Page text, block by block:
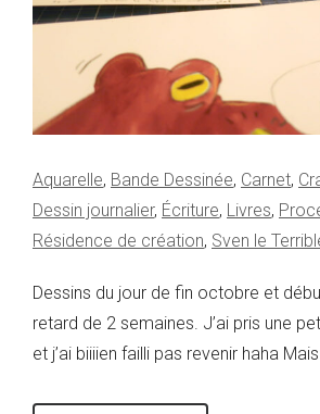
Aquarelle, Bande Dessinée, Carnet,
Dessin journalier, Écriture, Livres,
Résidence de création, Sven le
Dessins du jour de fin octobre et
retard de 2 semaines. J’ai pris une
et j’ai biiiien failli pas revenir haha